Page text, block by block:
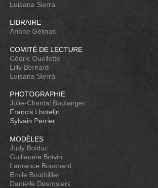
Luisana Sierra
LIBRAIRE
Ariane Gélinas
COMITÉ DE LECTURE
Cédric Ouellette
Lilly Bernard
Luisana Sierra
PHOTOGRAPHIE
Julie-Chantal Boulanger
Francis Lhotelin
Sylvain Perrier
MODÈLES
Judy Bolduc
Guillaume Boivin
Laurence Bouchard
Émile Bouthillier
Danielle Desrosiers